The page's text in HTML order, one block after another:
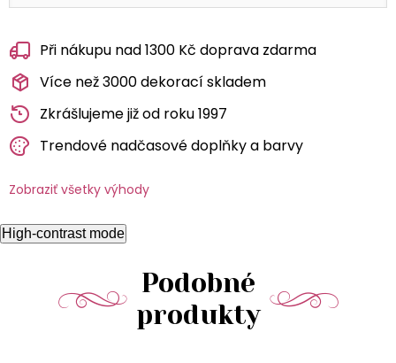
Při nákupu nad 1300 Kč doprava zdarma
Více než 3000 dekorací skladem
Zkrášlujeme již od roku 1997
Trendové nadčasové doplňky a barvy
Zobraziť všetky výhody
High-contrast mode
Podobné
produkty